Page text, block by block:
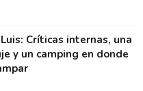
Críticas internas, una
y un camping en donde